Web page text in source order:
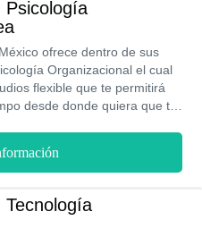
Psicología
ofrece dentro de sus
Organizacional el cual
flexible que te permitirá
desde donde quiera que te
Tecnología